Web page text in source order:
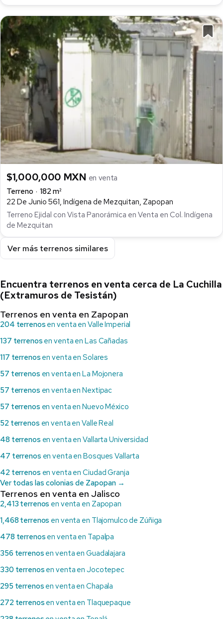
$1,000,000 MXN en venta
Terreno
182 m²
22 De Junio 561, Indígena de Mezquitan, Zapopan
Terreno Ejidal con Vista Panorámica en Venta en Col. Indígena
de Mezquitan
Ver más terrenos similares
Encuentra terrenos en venta cerca de La Cuchilla
(Extramuros de Tesistán)
Terrenos en venta en Zapopan
204 terrenos en venta en Valle Imperial
137 terrenos en venta en Las Cañadas
117 terrenos en venta en Solares
57 terrenos en venta en La Mojonera
57 terrenos en venta en Nextipac
57 terrenos en venta en Nuevo México
52 terrenos en venta en Valle Real
48 terrenos en venta en Vallarta Universidad
47 terrenos en venta en Bosques Vallarta
42 terrenos en venta en Ciudad Granja
Ver todas las colonias de Zapopan →
Terrenos en venta en Jalisco
2,413 terrenos en venta en Zapopan
1,468 terrenos en venta en Tlajomulco de Zúñiga
478 terrenos en venta en Tapalpa
356 terrenos en venta en Guadalajara
330 terrenos en venta en Jocotepec
295 terrenos en venta en Chapala
272 terrenos en venta en Tlaquepaque